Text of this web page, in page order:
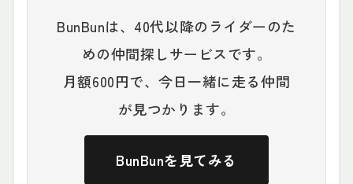
BunBunは、40代以降のライダーのた
めの仲間探しサービスです。
月額600円で、今日一緒に走る仲間
が見つかります。
BunBunを見てみる